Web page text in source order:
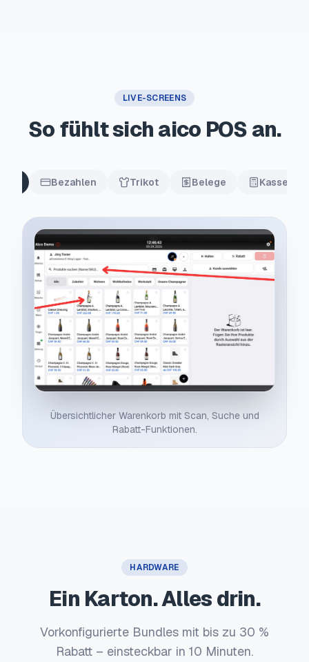
LIVE-SCREENS
So fühlt sich aico POS an.
Bezahlen Trikot Belege
Übersichtlicher Warenkorb mit Scan, Suche und
Rabatt-Funktionen.
HARDWARE
Ein Karton. Alles drin.
Vorkonfigurierte Bundles mit bis zu 30 %
Rabatt – einsteckbar in 10 Minuten.